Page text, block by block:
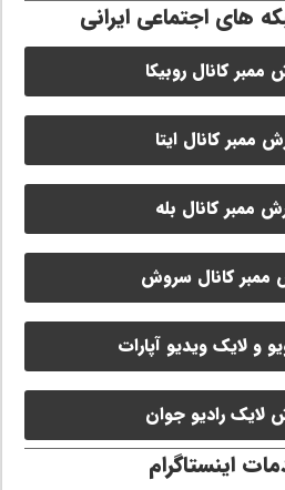
های اجتماعی ایرانی
ممبر کانال روبیکا
ممبر کانال ایتا
ممبر کانال بله
ممبر کانال سروش
و لایک ویدیو آپارات
لایک رادیو جوان
اینستاگرام